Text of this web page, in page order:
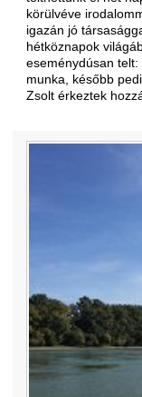
körülvéve
igazán jó
hétköznapok
eseménydúsan
munka, később
Zsolt érkeztek